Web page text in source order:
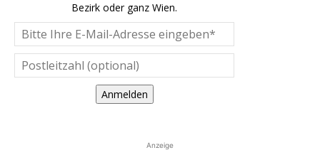
Bezirk oder ganz Wien.
Anmelden
Anzeige